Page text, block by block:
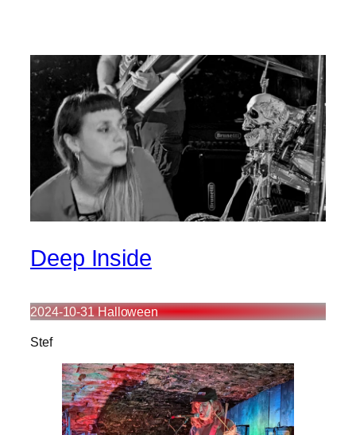
Deep Inside
2024-10-31 Halloween
Stef